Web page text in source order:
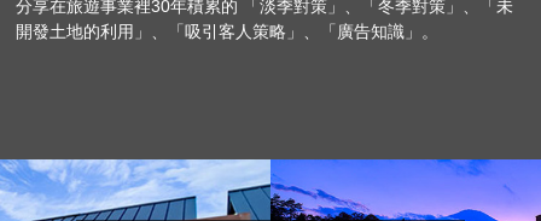
分享在旅遊事業裡30年積累的 「淡季對策」、「冬季對策」、「未
開發土地的利用」、「吸引客人策略」、「廣告知識」。